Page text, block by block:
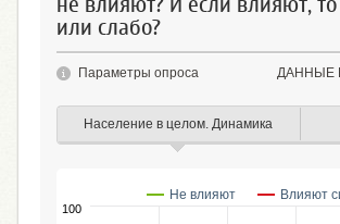
не влияют? И если влияют,
или слабо?
ДАННЫЕ
Параметры опроса
Население в целом. Динамика
Не влияют Влияют
100